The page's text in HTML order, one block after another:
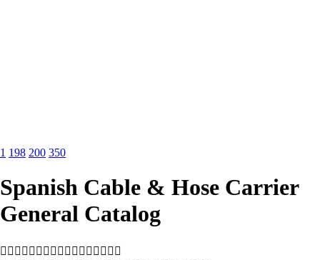
1 198 200 350
Spanish Cable & Hose Carrier
General Catalog
